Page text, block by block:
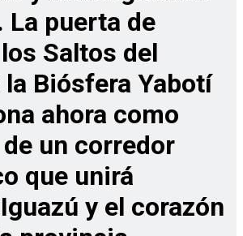
puerta de
Saltos del
Biósfera Yabotí
ahora como
un corredor
que unirá
y el corazón